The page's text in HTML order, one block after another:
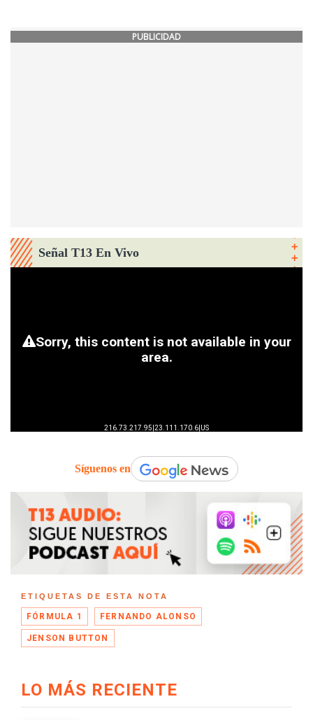
PUBLICIDAD
Señal T13 En Vivo
Síguenos en
ETIQUETAS DE ESTA NOTA
FÓRMULA 1 FERNANDO ALONSO
JENSON BUTTON
LO MÁS RECIENTE